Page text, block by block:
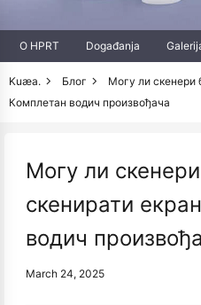
O HPRT Događanja
Kuæa. Блог
Могу ли скенери
Комплетан водич произвођача
Могу ли
скенирати
водич
March 24, 2025